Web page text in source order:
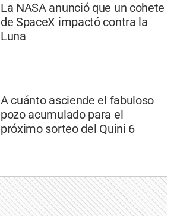
La NASA anunció que un cohete
de SpaceX impactó contra la
Luna
A cuánto asciende el fabuloso
pozo acumulado para el
próximo sorteo del Quini 6